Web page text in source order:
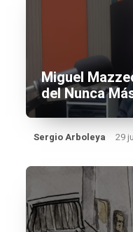
Miguel
del Nunca
Sergio Arboleya 29